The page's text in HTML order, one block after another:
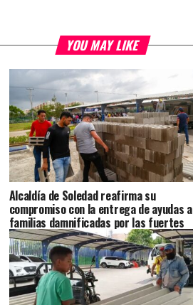
YOU MAY LIKE
Alcaldía de Soledad reafirma su
compromiso con la entrega de ayudas a
familias damnificadas por las fuertes
lluvias